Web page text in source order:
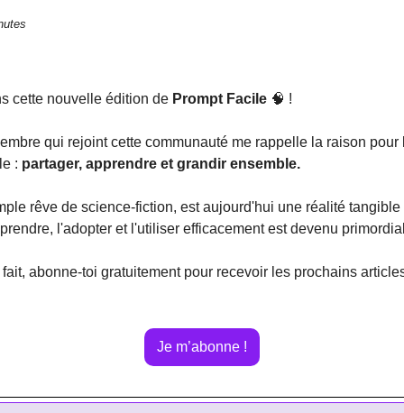
cette nouvelle édition de Prompt Facile 🧠 !
qui rejoint cette communauté me rappelle la raison
: partager, apprendre et grandir ensemble.
rêve de science-fiction, est aujourd'hui une réalité
l'adopter et l'utiliser efficacement est devenu
fait, abonne-toi gratuitement pour recevoir les prochains
Je m’abonne !